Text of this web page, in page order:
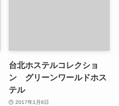
台北ホステルコレクショ
ン グリーンワールドホス
テル
2017年1月6日